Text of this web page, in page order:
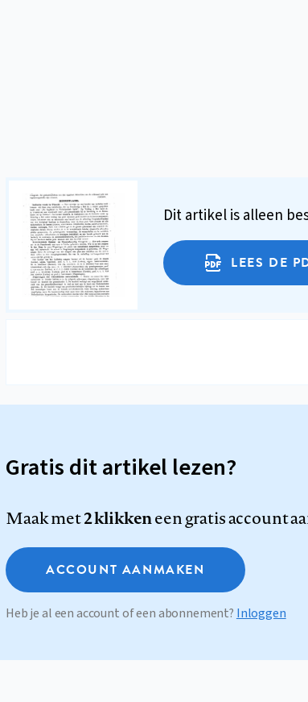
Dit artikel is alleen
LEES DE
Gratis dit artikel lezen?
Maak met2 klikkeneen gratis account
ACCOUNT AANMAKEN
Heb je al een account of een abonnement? Inloggen